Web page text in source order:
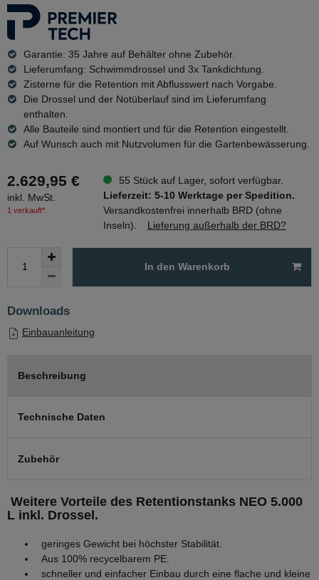
Garantie: 35 Jahre auf Behälter ohne Zubehör.
Lieferumfang: Schwimmdrossel und 3x Tankdichtung.
Zisterne für die Retention mit Abflusswert nach Vorgabe.
Die Drossel und der Notüberlauf sind im Lieferumfang
enthalten.
Alle Bauteile sind montiert und für die Retention eingestellt.
Auf Wunsch auch mit Nutzvolumen für die Gartenbewässerung.
2.629,95 €
inkl. MwSt.
1 verkauft*
55 Stück auf Lager, sofort verfügbar.
Lieferzeit: 5-10 Werktage per Spedition.
Versandkostenfrei innerhalb BRD (ohne
Inseln).
Lieferung außerhalb der BRD?
In den Warenkorb
Downloads
Einbauanleitung
Beschreibung
Technische Daten
Zubehör
Weitere Vorteile des Retentionstanks NEO 5.000
L inkl. Drossel.
geringes Gewicht bei höchster Stabilität.
Aus 100% recycelbarem PE.
schneller und einfacher Einbau durch eine flache und kleine